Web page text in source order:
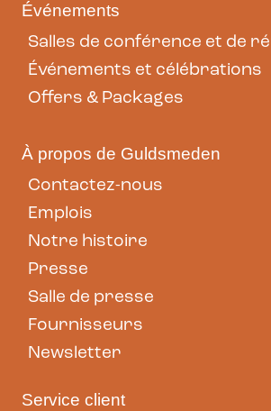
Événements
Salles de conférence et de
Événements et célébrations
Offers & Packages
À propos de Guldsmeden
Contactez-nous
Emplois
Notre histoire
Presse
Salle de presse
Fournisseurs
Newsletter
Service client